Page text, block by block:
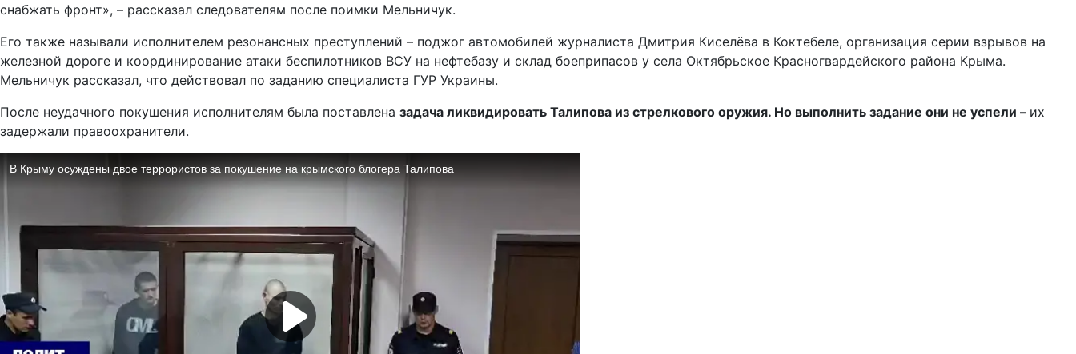
снабжать фронт», – рассказал следователям после поимки Мельничук.
Его также называли исполнителем резонансных преступлений – поджог автомобилей журналиста Дмитрия Киселёва в Коктебеле, организация серии взрывов на
железной дороге и координирование атаки беспилотников ВСУ на нефтебазу и склад боеприпасов у села Октябрьское Красногвардейского района Крыма.
Мельничук рассказал, что действовал по заданию специалиста ГУР Украины.
После неудачного покушения исполнителям была поставлена задача ликвидировать Талипова из стрелкового оружия. Но выполнить задание они не успели – их
задержали правоохранители.